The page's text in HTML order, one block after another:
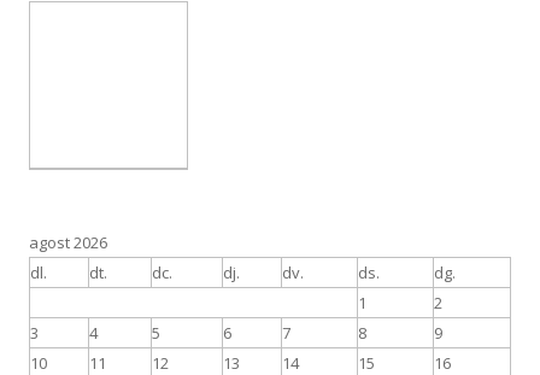
agost 2026
dl.
dt. dc. dj. dv. ds. dg.
1
2
3
4 5 6 7 8
9
10
11 12 13 14 15
16